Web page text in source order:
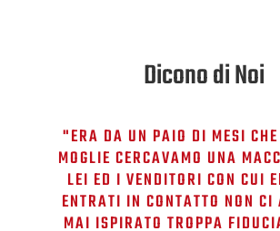
Dicono di Noi
"ERA DA UN PAIO DI MESI
MOGLIE CERCAVAMO UNA
LEI ED I VENDITORI CON CUI
ENTRATI IN CONTATTO NON CI
MAI ISPIRATO TROPPA